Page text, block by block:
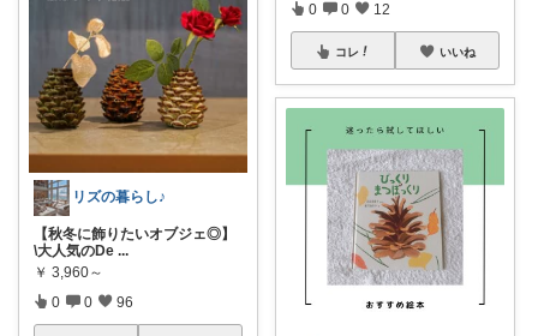
リズの暮らし♪
【秋冬に飾りたいオブジェ◎】
\大人気のDe ...
￥ 3,960～
0 0 96
0 0 12
コレ いいね